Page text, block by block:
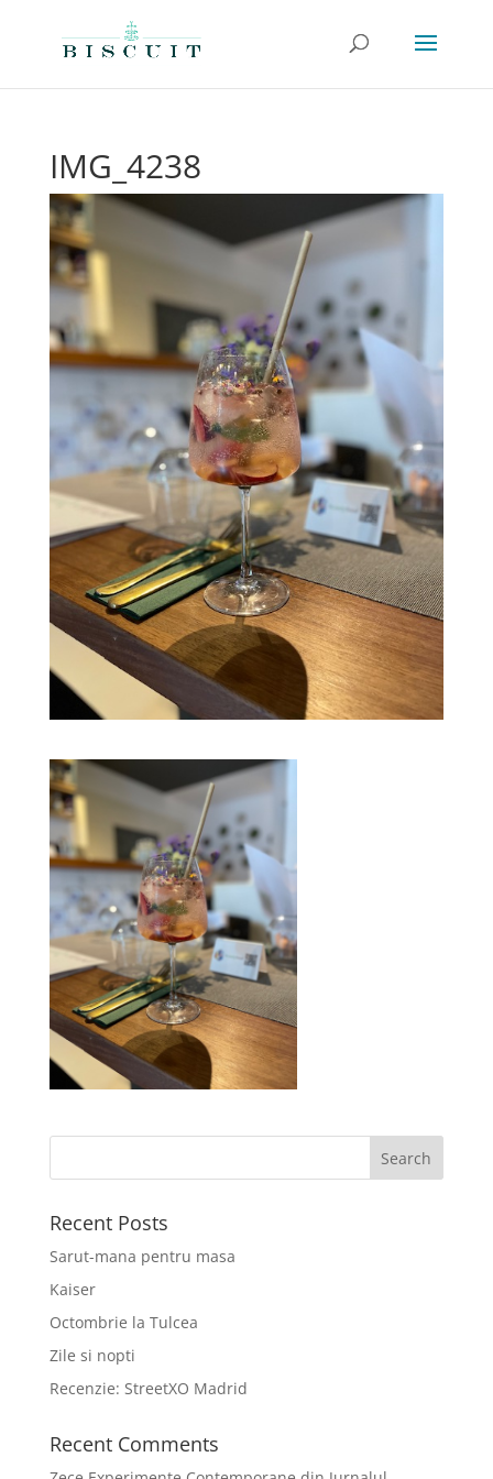
IMG_4238
Recent Posts
Sarut-mana pentru masa
Kaiser
Octombrie la Tulcea
Zile si nopti
Recenzie: StreetXO Madrid
Recent Comments